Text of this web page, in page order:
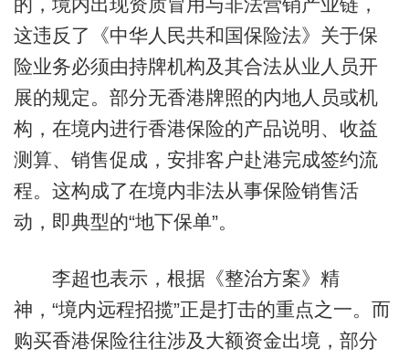
的，境内出现资质冒用与非法营销产业链，
这违反了《中华人民共和国保险法》关于保
险业务必须由持牌机构及其合法从业人员开
展的规定。部分无香港牌照的内地人员或机
构，在境内进行香港保险的产品说明、收益
测算、销售促成，安排客户赴港完成签约流
程。这构成了在境内非法从事保险销售活
动，即典型的“地下保单”。
李超也表示，根据《整治方案》精
神，“境内远程招揽”正是打击的重点之一。而
购买香港保险往往涉及大额资金出境，部分